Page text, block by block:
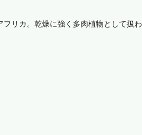
リカ。乾燥に強く多肉植物として扱わ